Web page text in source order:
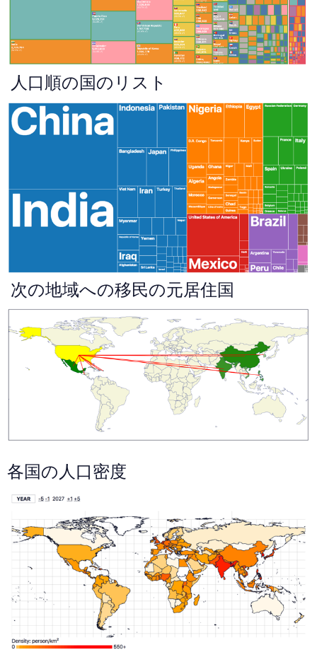
人口順の国のリスト
次の地域への移民の元居住国
各国の人口密度